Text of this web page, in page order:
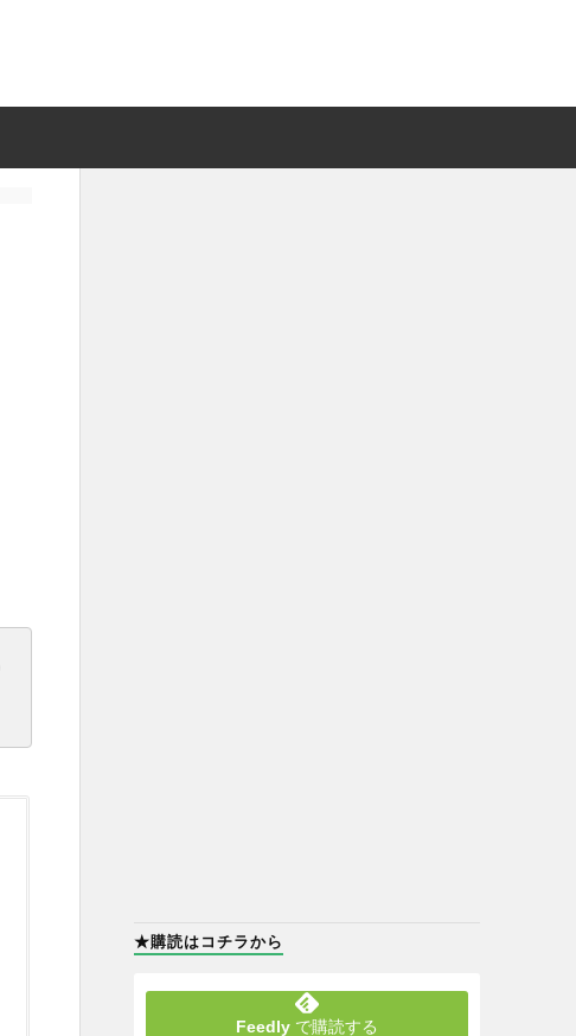
★購読はコチラから
Feedly で購読する